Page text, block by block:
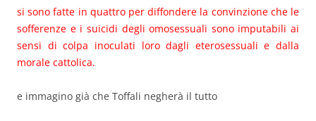
si sono fatte in quattro per diffondere la convinzione che le
sofferenze e i suicidi degli omosessuali sono imputabili ai
sensi di colpa inoculati loro dagli eterosessuali e dalla
morale cattolica.
e immagino già che Toffali negherà il tutto